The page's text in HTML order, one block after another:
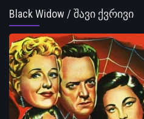
Black Widow / შავი ქვრივი